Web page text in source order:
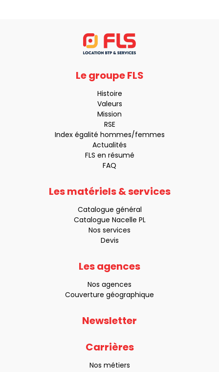
Le groupe FLS
Histoire
Valeurs
Mission
RSE
Index égalité hommes/femmes
Actualités
FLS en résumé
FAQ
Les matériels & services
Catalogue général
Catalogue Nacelle PL
Nos services
Devis
Les agences
Nos agences
Couverture géographique
Newsletter
Carrières
Nos métiers